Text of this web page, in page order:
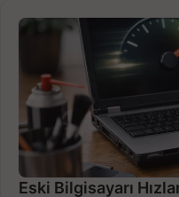
Eski Bilgisayarı